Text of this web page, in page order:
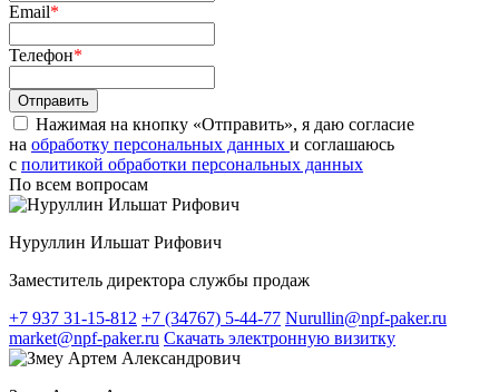
Email*
Телефон*
Нажимая на кнопку «Отправить», я даю согласие
на обработку персональных данных и соглашаюсь
c политикой обработки персональных данных
По всем вопросам
Нуруллин Ильшат Рифович
Заместитель директора службы продаж
+7 937 31-15-812 +7 (34767) 5-44-77 Nurullin@npf-paker.ru
market@npf-paker.ru Скачать электронную визитку